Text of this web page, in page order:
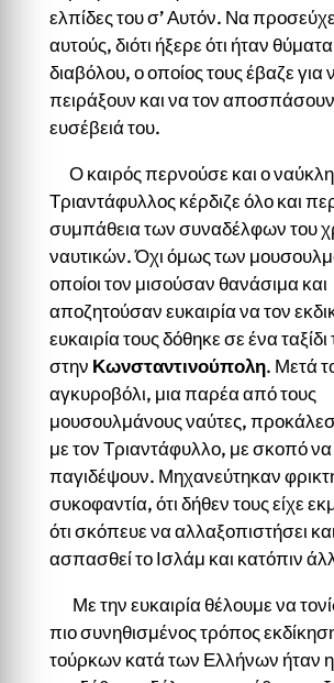
ελπίδες του σ’ Αυτόν. Να
αυτούς, διότι ήξερε ότι ήταν
διαβόλου, ο οποίος τους έβαζε για
πειράξουν και να τον
ευσέβειά του.
Ο καιρός περνούσε και ο
Τριαντάφυλλος κέρδιζε όλο και
συμπάθεια των συναδέλφων του
ναυτικών. Όχι όμως των
οποίοι τον μισούσαν θανάσιμα και
αποζητούσαν ευκαιρία να τον
ευκαιρία τους δόθηκε σε ένα
στην Κωνσταντινούπολη. Μετά
αγκυροβόλι, μια παρέα από τους
μουσουλμάνους ναύτες,
με τον Τριαντάφυλλο, με σκοπό να
παγιδέψουν. Μηχανεύτηκαν
συκοφαντία, ότι δήθεν τους είχε
ότι σκόπευε να αλλαξοπιστήσει
ασπασθεί το Ισλάμ και κατόπιν
Με την ευκαιρία θέλουμε να
πιο συνηθισμένος τρόπος
τούρκων κατά των Ελλήνων ήταν